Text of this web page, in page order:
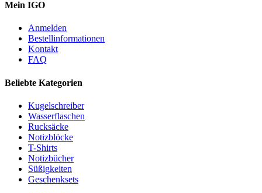
Mein IGO
Anmelden
Bestellinformationen
Kontakt
FAQ
Beliebte Kategorien
Kugelschreiber
Wasserflaschen
Rucksäcke
Notizblöcke
T-Shirts
Notizbücher
Süßigkeiten
Geschenksets